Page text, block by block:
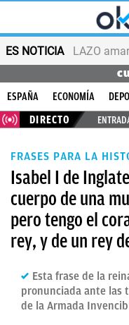
ES NOTICIA LAZO
ESPAÑA ECONOMÍA
DIRECTO
FRASES PARA LA
Isabel I de
cuerpo de una
pero tengo el
rey, y de un rey
Esta frase de la
pronunciada ante las
de la Armada